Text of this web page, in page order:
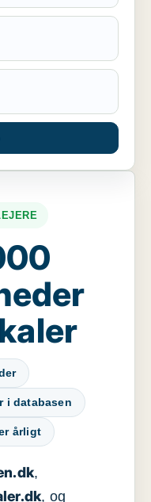
i databasen
årligt
,
, og